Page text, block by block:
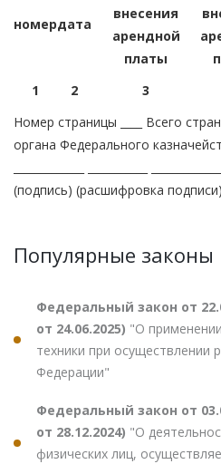
номердата
внесения
арендной
платы
1
2 3
Номер страницы ____ Всего
органа Федерального
_____________ ___________
(подпись) (расшифровка подписи)
Популярные законы
Федеральный закон от
от 24.06.2025) "О
техники при осуществлении
Федерации"
Федеральный закон от
от 28.12.2024) "О
физических лиц,